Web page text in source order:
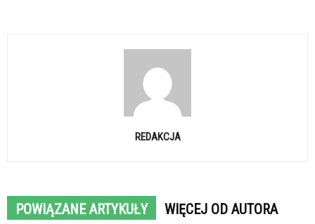
REDAKCJA
POWIĄZANE ARTYKUŁY WIĘCEJ OD AUTORA